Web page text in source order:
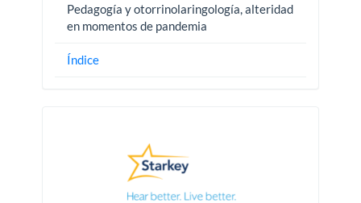
Pedagogía y otorrinolaringología, alteridad
en momentos de pandemia
Índice